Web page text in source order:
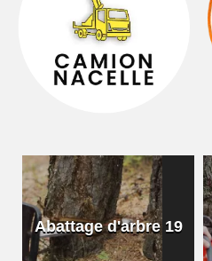
Abattage d'arbre 19